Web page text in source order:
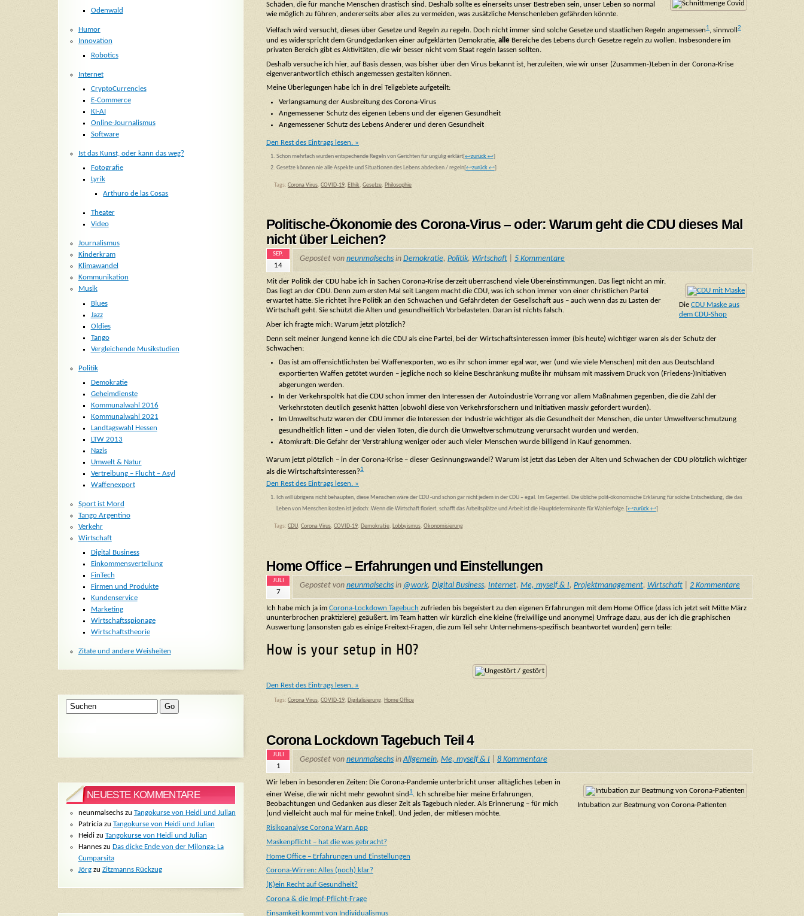
Schäden, die für manche Menschen drastisch sind. Deshalb sollte es einerseits unser Bestreben sein, unser Leben so normal
wie möglich zu führen, andererseits aber alles zu vermeiden, was zusätzliche Menschenleben gefährden könnte.
Vielfach wird versucht, dieses über Gesetze und Regeln zu regeln. Doch nicht immer sind solche Gesetze und staatlichen Regeln angemessen1, sinnvoll2
und es widerspricht dem Grundgedanken einer aufgeklärten Demokratie, alle Bereiche des Lebens durch Gesetze regeln zu wollen. Insbesondere im
privaten Bereich gibt es Aktivitäten, die wir besser nicht vom Staat regeln lassen sollten.
Deshalb versuche ich hier, auf Basis dessen, was bisher über den Virus bekannt ist, herzuleiten, wie wir unser (Zusammen-)Leben in der Corona-Krise
eigenverantwortlich ethisch angemessen gestalten können.
Meine Überlegungen habe ich in drei Teilgebiete aufgeteilt:
Verlangsamung der Ausbreitung des Corona-Virus
Angemessener Schutz des eigenen Lebens und der eigenen Gesundheit
Angemessener Schutz des Lebens Anderer und deren Gesundheit
Den Rest des Eintrags lesen. »
Schon mehrfach wurden entspechende Regeln von Gerichten für ungülig erklärt[↩zurück ↩]
Gesetze können nie alle Aspekte und Situationen des Lebens abdecken / regeln[↩zurück ↩]
Tags: Corona Virus, COVID-19, Ethik, Gesetze, Philosophie
Politische-Ökonomie des Corona-Virus – oder: Warum geht die CDU dieses Mal
nicht über Leichen?
SEP.
14
Gepostet von neunmalsechs in Demokratie, Politik, Wirtschaft 5 Kommentare
Die CDU Maske aus
dem CDU-Shop
Mit der Politik der CDU habe ich in Sachen Corona-Krise derzeit überraschend viele Übereinstimmungen. Das liegt nicht an mir.
Das liegt an der CDU. Denn zum ersten Mal seit Langem macht die CDU, was ich schon immer von einer christlichen Partei
erwartet hätte: Sie richtet ihre Politik an den Schwachen und Gefährdeten der Gesellschaft aus – auch wenn das zu Lasten der
Wirtschaft geht. Sie schützt die Alten und gesundheitlich Vorbelasteten. Daran ist nichts falsch.
Aber ich fragte mich: Warum jetzt plötzlich?
Denn seit meiner Jungend kenne ich die CDU als eine Partei, bei der Wirtschaftsinteressen immer (bis heute) wichtiger waren als der Schutz der
Schwachen:
Das ist am offensichtlichsten bei Waffenexporten, wo es ihr schon immer egal war, wer (und wie viele Menschen) mit den aus Deutschland
exportierten Waffen getötet wurden – jegliche noch so kleine Beschränkung mußte ihr mühsam mit massivem Druck von (Friedens-)Initiativen
abgerungen werden.
In der Verkehrspoltik hat die CDU schon immer den Interessen der Autoindustrie Vorrang vor allem Maßnahmen gegenben, die die Zahl der
Verkehrstoten deutlich gesenkt hätten (obwohl diese von Verkehrsforschern und Initiativen massiv gefordert wurden).
Im Umweltschutz waren der CDU immer die Interessen der Industrie wichtiger als die Gesundheit der Menschen, die unter Umweltverschmutzung
gesundheitlich litten – und der vielen Toten, die durch die Umweltverschmutzung verursacht wurden und werden.
Atomkraft: Die Gefahr der Verstrahlung weniger oder auch vieler Menschen wurde billigend in Kauf genommen.
Warum jetzt plötzlich – in der Corona-Krise – dieser Gesinnungswandel? Warum ist jetzt das Leben der Alten und Schwachen der CDU plötzlich wichtiger
als die Wirtschaftsinteressen?1
Den Rest des Eintrags lesen. »
Ich will übrigens nicht behaupten, diese Menschen wäre der CDU -und schon gar nicht jedem in der CDU – egal. Im Gegenteil. Die übliche polit-ökonomische Erklärung für solche Entscheidung, die das
Leben von Menschen kosten ist jedoch: Wenn die Wirtschaft floriert, schafft das Arbeitsplätze und Arbeit ist die Hauptdeterminante für Wahlerfolge. ↩zurück ↩]
Tags: CDU, Corona Virus, COVID-19, Demokratie, Lobbyismus, Ökonomisierung
Home Office – Erfahrungen und Einstellungen
JULI
7
Gepostet von neunmalsechs in @work, Digital Business, Internet, Me, myself & I, Projektmanagement, Wirtschaft 2 Kommentare
Ich habe mich ja im Corona-Lockdown Tagebuch zufrieden bis begeistert zu den eigenen Erfahrungen mit dem Home Office (dass ich jetzt seit Mitte März
ununterbrochen praktiziere) geäußert. Im Team hatten wir kürzlich eine kleine (freiwillige und anonyme) Umfrage dazu, aus der ich die graphischen
Auswertung (ansonsten gab es einige Freitext-Fragen, die zum Teil sehr Unternehmens-spezifisch beantwortet wurden) gern teile:
How is your setup in HO?
Den Rest des Eintrags lesen. »
Tags: Corona Virus, COVID-19, Digitalisierung, Home Office
Corona Lockdown Tagebuch Teil 4
JULI
1
Gepostet von neunmalsechs inAllgemein, Me, myself & I 8 Kommentare
Intubation zur Beatmung von Corona-Patienten
Wir leben in besonderen Zeiten: Die Corona-Pandemie unterbricht unser alltägliches Leben in
einer Weise, die wir nicht mehr gewohnt sind 1. Ich schreibe hier meine Erfahrungen,
Beobachtungen und Gedanken aus dieser Zeit als Tagebuch nieder. Als Erinnerung – für mich
(und vielleicht auch mal für meine Enkel). Und jeden, der mitlesen möchte.
Risikoanalyse Corona Warn App
Maskenpflicht – hat die was gebracht?
Home Office – Erfahrungen und Einstellungen
Corona-Wirren: Alles (noch) klar?
(K)ein Recht auf Gesundheit?
Corona & die Impf-Pflicht-Frage
Einsamkeit kommt von Individualismus
Odenwald
Humor
Innovation
Robotics
Internet
CryptoCurrencies
E-Commerce
KI-AI
Online-Journalismus
Software
Ist das Kunst, oder kann das weg?
Fotografie
Lyrik
Arthuro de las Cosas
Theater
Video
Journalismus
Kinderkram
Klimawandel
Kommunikation
Musik
Blues
Jazz
Oldies
Tango
Vergleichende Musikstudien
Politik
Demokratie
Geheimdienste
Kommunalwahl 2016
Kommunalwahl 2021
Landtagswahl Hessen
LTW 2013
Nazis
Umwelt & Natur
Vertreibung – Flucht – Asyl
Waffenexport
Sport ist Mord
Tango Argentino
Verkehr
Wirtschaft
Digital Business
Einkommensverteilung
FinTech
Firmen und Produkte
Kundenservice
Marketing
Wirtschaftsspionage
Wirtschaftstheorie
Zitate und andere Weisheiten
NEUESTE KOMMENTARE
neunmalsechszu Tangokurse von Heidi und Julian
Patriciazu Tangokurse von Heidi und Julian
Heidizu Tangokurse von Heidi und Julian
Hanneszu Das dicke Ende von der Milonga: La
Cumparsita
Jörgzu Zitzmanns Rückzug